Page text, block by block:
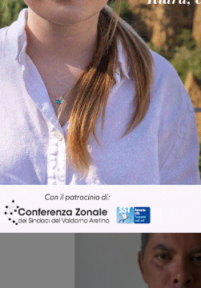
Articolo precedente
Rignano, Le Tre Corone d’Oro 2022:
premiata la famiglia Cappelli. “Una
vita vissuta con un amore
straordinario”
Ultime Notizie